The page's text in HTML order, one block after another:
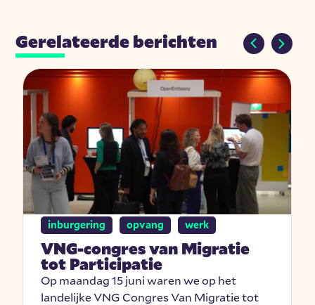
Gerelateerde berichten
inburgering opvang werk
VNG-congres van Migratie
tot Participatie
Op maandag 15 juni waren we op het
landelijke VNG Congres Van Migratie tot